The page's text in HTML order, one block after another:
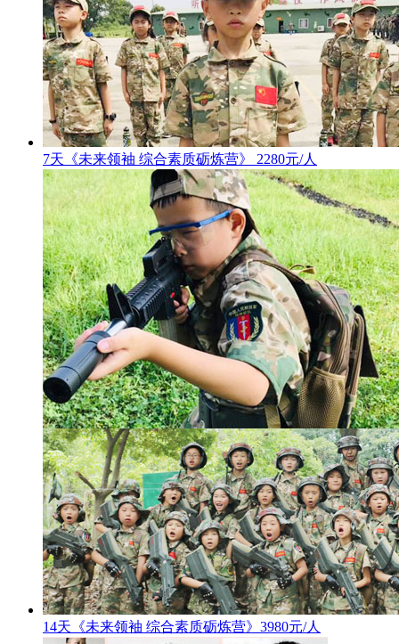
7天《未来领袖 综合素质砺炼营》 2280元/人
14天《未来领袖 综合素质砺炼营》3980元/人